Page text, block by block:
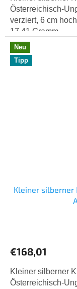
Österreichisch-
verziert, 6 cm
17,41 Gramm.
Neu
Tipp
Kleiner silberner
€168,01
Kleiner silberner
Österreichisch-